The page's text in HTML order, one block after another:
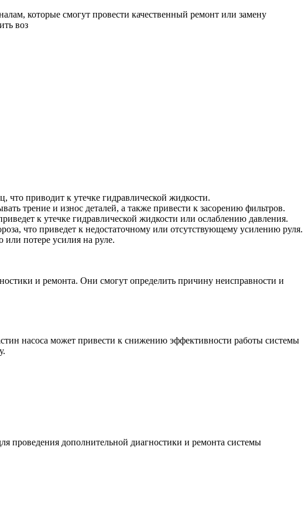
которые смогут провести качественный ремонт или замену
воз
что приводит к утечке гидравлической жидкости.
трение и износ деталей, а также привести к засорению фильтров.
к утечке гидравлической жидкости или ослаблению давления.
что приведет к недостаточному или отсутствующему усилению руля.
или потере усилия на руле.
и ремонта. Они смогут определить причину неисправности и
насоса может привести к снижению эффективности работы системы
проведения дополнительной диагностики и ремонта системы